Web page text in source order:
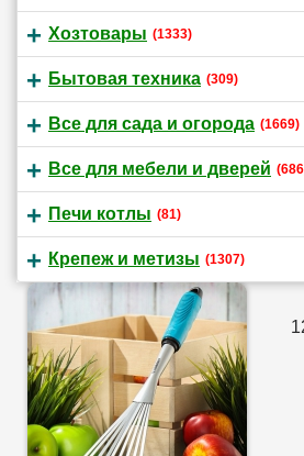
Хозтовары (1333)
Бытовая техника (309)
Все для сада и огорода (1669)
Все для мебели и дверей
Печи котлы (81)
Крепеж и метизы (1307)